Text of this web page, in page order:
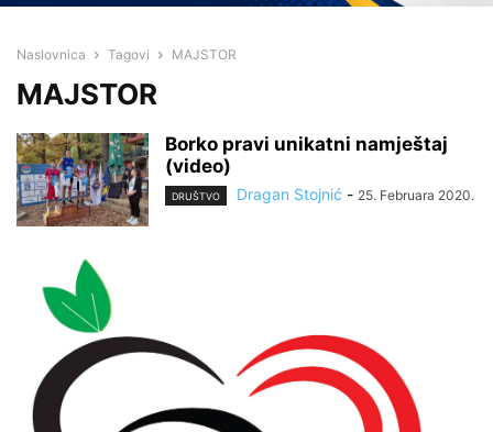
Naslovnica Tagovi MAJSTOR
MAJSTOR
Borko pravi unikatni namještaj
(video)
DRUŠTVO Dragan Stojnić - 25. Februara 2020.